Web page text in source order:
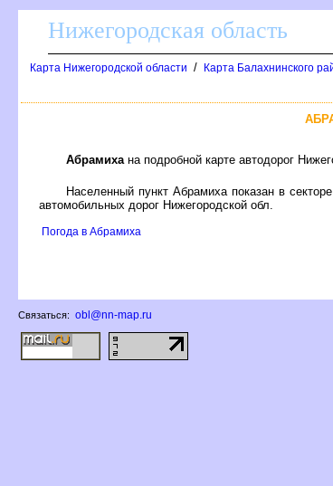
Нижегородская область
Карта Нижегородской области / Карта Балахнинского
Абрамиха на подробной карте автодорог
Населенный пункт Абрамиха показан в секторе
автомобильных дорог Нижегородской обл.
Погода в Абрамиха
Связаться: obl@nn-map.ru